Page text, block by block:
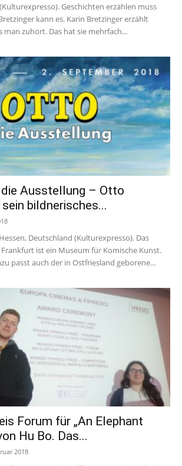
Geschichten erzählen muss
kann es. Karin Bretzinger erzählt
man zuhört. Das hat sie mehrfach...
die Ausstellung – Otto
bildnerisches...
Deutschland (Kulturexpresso). Das
ist ein Museum für Komische Kunst.
passt auch der in Ostfriesland geborene...
Forum für „An Elephant
Hu Bo. Das...
2018